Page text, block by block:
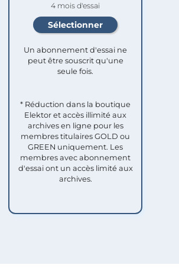
4 mois d'essai
Un abonnement d'essai ne
peut être souscrit qu'une
seule fois.​
* Réduction dans la boutique
Elektor et accès illimité aux
archives en ligne pour les
membres titulaires GOLD ou
GREEN uniquement. Les
membres avec abonnement
d'essai ont un accès limité aux
archives.